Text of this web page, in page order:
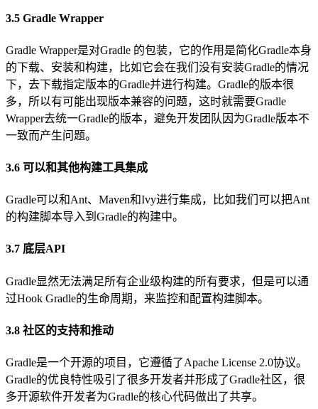
3.5 Gradle Wrapper
Gradle Wrapper是对Gradle 的包装，它的作用是简化Gradle本身
的下载、安装和构建，比如它会在我们没有安装Gradle的情况
下，去下载指定版本的Gradle并进行构建。Gradle的版本很
多，所以有可能出现版本兼容的问题，这时就需要Gradle
Wrapper去统一Gradle的版本，避免开发团队因为Gradle版本不
一致而产生问题。
3.6 可以和其他构建工具集成
Gradle可以和Ant、Maven和Ivy进行集成，比如我们可以把Ant
的构建脚本导入到Gradle的构建中。
3.7 底层API
Gradle显然无法满足所有企业级构建的所有要求，但是可以通
过Hook Gradle的生命周期，来监控和配置构建脚本。
3.8 社区的支持和推动
Gradle是一个开源的项目，它遵循了Apache License 2.0协议。
Gradle的优良特性吸引了很多开发者并形成了Gradle社区，很
多开源软件开发者为Gradle的核心代码做出了共享。